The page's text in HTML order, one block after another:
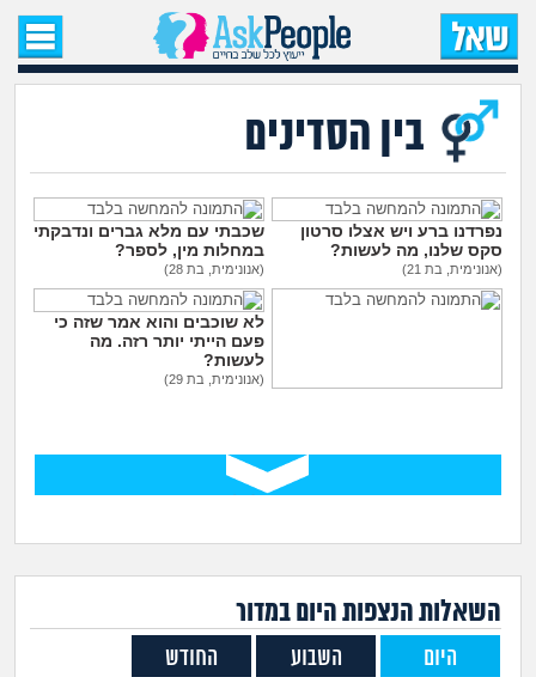
עמוד הבית
שאלות חדשות
שאלות שעוררו עניין
עצות חדשות
מה קורה כאן?
מדורים
זוגיות
הורות ומשפחה
חיפוש שאלות
הרשמה
בין הסדינים
נפרדנו ברע ויש אצלו סרטון
סקס שלנו, מה לעשות?
(אנונימית, בת 21)
שכבתי עם מלא גברים ונדבקתי
במחלות מין, לספר?
(אנונימית, בת 28)
לא שוכבים והוא אמר שזה כי
פעם הייתי יותר רזה. מה
לעשות?
(אנונימית, בת 29)
השאלות הנצפות היוםבמדור
היום השבוע החודש